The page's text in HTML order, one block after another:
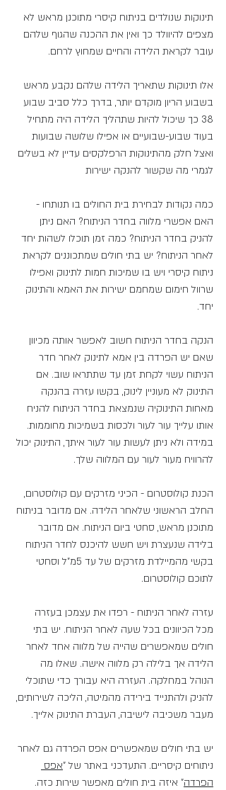
תינוקות שנולדים בניתוח קיסרי מתוכנן מראש לא
מצפים להיוולד כך ואין את ההכנה שהגוף שלהם
עובר לקראת הלידה והחיים שמחוץ לרחם.
אלו תינוקות שתאריך הלידה שלהם נקבע מראש
בשבוע הריון מוקדם יותר, בדרך כלל סביב שבוע
38 כך שיכול להיות שתהליך הלידה היה מתחיל
בעוד שבוע-שבועיים או אפילו שלושה שבועות
ואצל חלק מהתינוקות הרפלקסים עדיין לא בשלים
לגמרי מה שקשור להנקה ישירות
כמה נקודות לבחירת בית החולים בו תנותחו -
האם אפשרי מלווה בחדר הניתוח? האם ניתן
להניק בחדר הניתוח? כמה זמן תוכלו לשהות יחד
לאחר הניתוח? יש בתי חולים שמתכוננים לקראת
ניתוח קיסרי ויש בו שמיכות חמות לתינוק ואפילו
שרוול חימום שמחמם ישירות את האמא והתינוק
יחד.
הנקה בחדר הניתוח חשוב לאפשר אותה מכיוון
שאם יש הפרדה בין אמא לתינוק לאחר חדר
הניתוח עשוי לקחת זמן עד שתתראו שוב. אם
התינוק לא מעוניין לינוק, בקשו עזרה בהנקה
מאחות התינוקיה שנמצאת בחדר הניתוח להניח
אותו עלייך עור לעור ולכסות בשמיכות מחוממות.
במידה ולא ניתן לעשות עור לעור איתך, התינוק יכול
להרוויח מעור לעור עם המלווה שלך.
הכנת קולוסטרום - הכיני מזרקים עם קולוסטרום,
החלב הראשוני שלאחר הלידה. אם מדובר בניתוח
מתוכנן מראש, סחטי ביום הניתוח. אם מדובר
בלידה שנעצרת ויש חשש להיכנס לחדר הניתוח
בקשי מהמיילדת מזרקים של עד 5מ"ל וסחטי
לתוכם קולוסטרום.
עזרה לאחר הניתוח - רפדו את עצמכן בעזרה
מכל הכיוונים בכל שעה לאחר הניתוח. יש בתי
חולים שמאפשרים שהייה של מלווה אחד לאחר
הלידה אך בלילה רק מלווה אישה. שאלו מה
הנוהל במחלקה. העזרה היא עבורך כדי שתוכלי
להניק ולהתנייד בירידה מהמיטה, הליכה לשירותים,
מעבר משכיבה לישיבה, העברת התינוק אלייך.
יש בתי חולים שמאפשרים אפס הפרדה גם לאחר
ניתוחים קיסריים. התעדכני באתר של "אפס
הפרדה" איזה בית חולים מאפשר שירות כזה.